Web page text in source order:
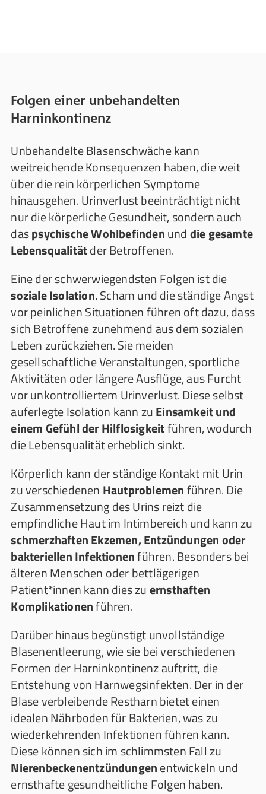
Folgen einer unbehandelten
Harninkontinenz
Unbehandelte Blasenschwäche kann
weitreichende Konsequenzen haben, die weit
über die rein körperlichen Symptome
hinausgehen. Urinverlust beeinträchtigt nicht
nur die körperliche Gesundheit, sondern auch
daspsychische Wohlbefindenunddie gesamte
Lebensqualitätder Betroffenen.
Eine der schwerwiegendsten Folgen ist die
soziale Isolation. Scham und die ständige Angst
vor peinlichen Situationen führen oft dazu, dass
sich Betroffene zunehmend aus dem sozialen
Leben zurückziehen. Sie meiden
gesellschaftliche Veranstaltungen, sportliche
Aktivitäten oder längere Ausflüge, aus Furcht
vor unkontrolliertem Urinverlust. Diese selbst
auferlegte Isolation kann zuEinsamkeit und
einem Gefühl der Hilflosigkeitführen, wodurch
die Lebensqualität erheblich sinkt.
Körperlich kann der ständige Kontakt mit Urin
zu verschiedenen Hautproblemenführen. Die
Zusammensetzung des Urins reizt die
empfindliche Haut im Intimbereich und kann zu
schmerzhaften Ekzemen, Entzündungen oder
bakteriellen Infektionenführen. Besonders bei
älteren Menschen oder bettlägerigen
Patient*innen kann dies zuernsthaften
Komplikationenführen.
Darüber hinaus begünstigt unvollständige
Blasenentleerung, wie sie bei verschiedenen
Formen der Harninkontinenz auftritt, die
Entstehung von Harnwegsinfekten. Der in der
Blase verbleibende Restharn bietet einen
idealen Nährboden für Bakterien, was zu
wiederkehrenden Infektionen führen kann.
Diese können sich im schlimmsten Fall zu
Nierenbeckenentzündungenentwickeln und
ernsthafte gesundheitliche Folgen haben.